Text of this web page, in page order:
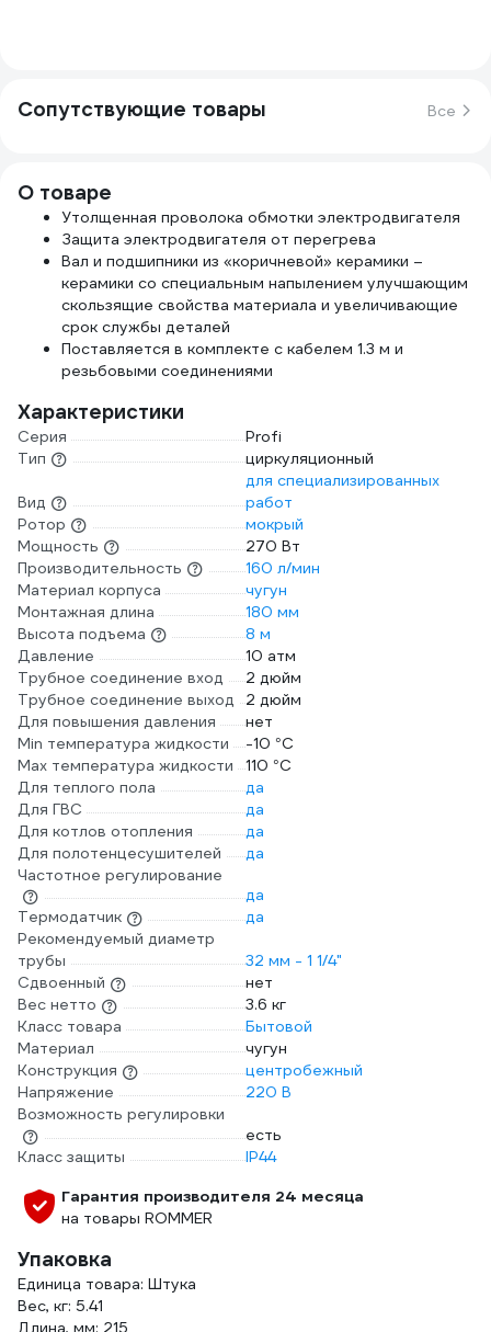
Сопутствующие товары Все
О товаре
Утолщенная проволока обмотки электродвигателя
Защита электродвигателя от перегрева
Вал и подшипники из «коричневой» керамики –
керамики со специальным напылением улучшающим
скользящие свойства материала и увеличивающие
срок службы деталей
Поставляется в комплекте с кабелем 1.3 м и
резьбовыми соединениями
Характеристики
Серия
Profi
Тип
циркуляционный
Вид
для специализированных
работ
Ротор
мокрый
Мощность
270 Вт
Производительность
160 л/мин
Материал корпуса
чугун
Монтажная длина
180 мм
Высота подъема
8 м
Давление
10 атм
Трубное соединение вход
2 дюйм
Трубное соединение выход
2 дюйм
Для повышения давления
нет
Min температура жидкости
-10 °С
Max температура жидкости
110 °С
Для теплого пола
да
Для ГВС
да
Для котлов отопления
да
Для полотенцесушителей
да
Частотное регулирование
да
Термодатчик
да
Рекомендуемый диаметр
трубы
32 мм - 1 1/4"
Сдвоенный
нет
Вес нетто
3.6 кг
Класс товара
Бытовой
Материал
чугун
Конструкция
центробежный
Напряжение
220 В
Возможность регулировки
есть
Класс защиты
IP44
Гарантия производителя 24 месяца
на товары ROMMER
Упаковка
Единица товара: Штука
Вес, кг: 5.41
Длина, мм: 215